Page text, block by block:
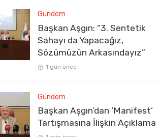
Gündem
Başkan Aşgın: “3. Sentetik
Sahayı da Yapacağız,
Sözümüzün Arkasındayız”
1 gün önce
Gündem
Başkan Aşgın’dan ‘Manifest’
Tartışmasına İlişkin Açıklama